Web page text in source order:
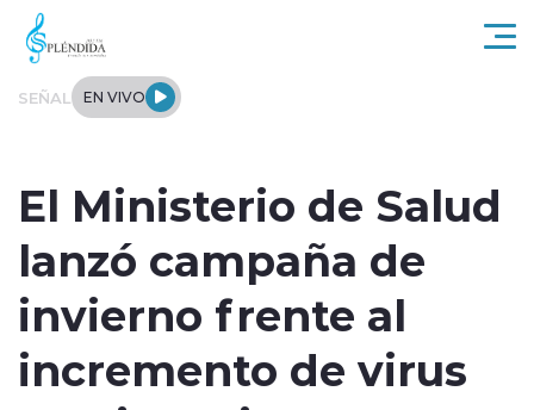
Click acá para ir directamente al contenido
SEÑAL EN VIVO
Tendencias
El Ministerio de Salud
lanzó campaña de
invierno frente al
incremento de virus